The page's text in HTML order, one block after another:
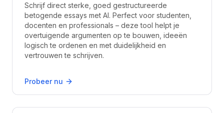
Schrijf direct sterke, goed gestructureerde
betogende essays met AI. Perfect voor studenten,
docenten en professionals – deze tool helpt je
overtuigende argumenten op te bouwen, ideeën
logisch te ordenen en met duidelijkheid en
vertrouwen te schrijven.
Probeer nu